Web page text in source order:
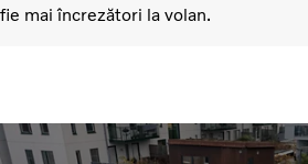
fie mai încrezători la volan.